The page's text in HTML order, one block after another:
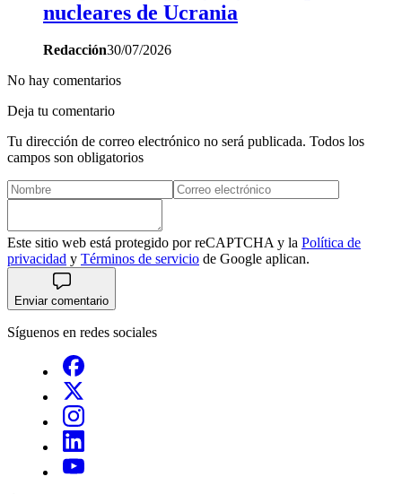
nucleares de Ucrania
Redacción30/07/2026
No hay comentarios
Deja tu comentario
Tu dirección de correo electrónico no será publicada. Todos los
campos son obligatorios
Este sitio web está protegido por reCAPTCHA y la Política de
privacidad y Términos de servicio de Google aplican.
Enviar comentario
Síguenos en redes sociales